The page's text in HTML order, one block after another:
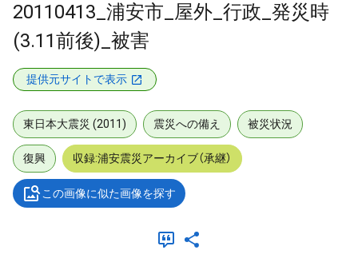
20110413_浦安市_屋外_行政_発災時
(3.11前後)_被害
提供元サイトで表示
東日本大震災 (2011) 震災への備え 被災状況
復興 収録:浦安震災アーカイブ（承継）
この画像に似た画像を探す